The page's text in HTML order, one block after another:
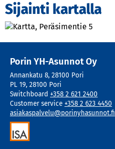
Sijainti kartalla
Porin YH-Asunnot Oy
Annankatu 8, 28100 Pori
PL 19, 28100 Pori
Switchboard +358 2 621 2400
Customer service +358 2 623 4450
asiakaspalvelu@porinyhasunnot.fi